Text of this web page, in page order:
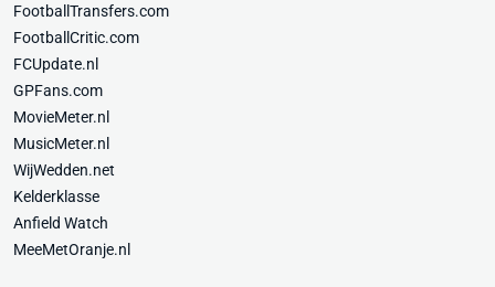
FootballTransfers.com
FootballCritic.com
FCUpdate.nl
GPFans.com
MovieMeter.nl
MusicMeter.nl
WijWedden.net
Kelderklasse
Anfield Watch
MeeMetOranje.nl